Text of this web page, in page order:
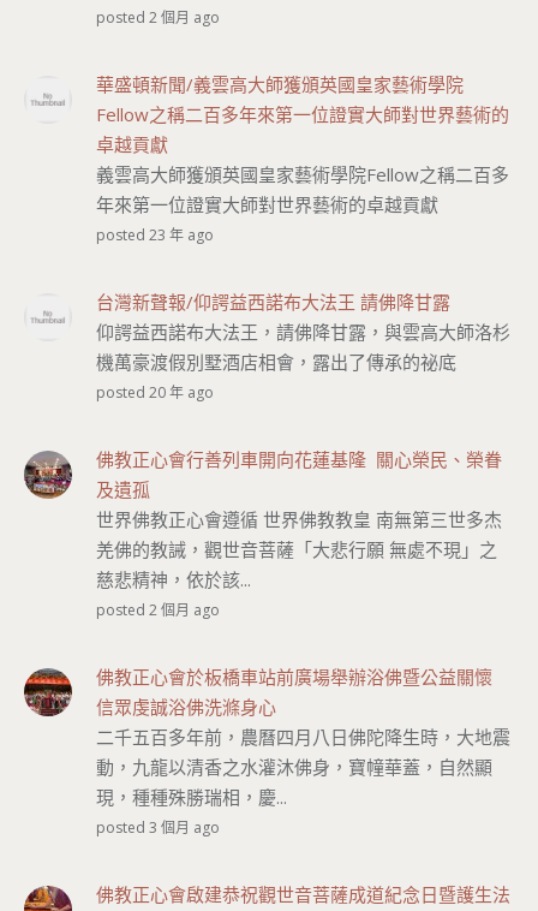
posted 2 個月 ago
華盛頓新聞/義雲高大師獲頒英國皇家藝術學院
Fellow之稱二百多年來第一位證實大師對世界藝術的
卓越貢獻
義雲高大師獲頒英國皇家藝術學院Fellow之稱二百多
年來第一位證實大師對世界藝術的卓越貢獻
posted 23 年 ago
台灣新聲報/仰諤益西諾布大法王 請佛降甘露
仰諤益西諾布大法王，請佛降甘露，與雲高大師洛杉
機萬豪渡假別墅酒店相會，露出了傳承的祕底
posted 20 年 ago
佛教正心會行善列車開向花蓮基隆 關心榮民、榮眷
及遺孤
世界佛教正心會遵循 世界佛教教皇 南無第三世多杰
羌佛的教誡，觀世音菩薩「大悲行願 無處不現」之
慈悲精神，依於該...
posted 2 個月 ago
佛教正心會於板橋車站前廣場舉辦浴佛暨公益關懷
信眾虔誠浴佛洗滌身心
二千五百多年前，農曆四月八日佛陀降生時，大地震
動，九龍以清香之水灌沐佛身，寶幢華蓋，自然顯
現，種種殊勝瑞相，慶...
posted 3 個月 ago
佛教正心會啟建恭祝觀世音菩薩成道紀念日暨護生法